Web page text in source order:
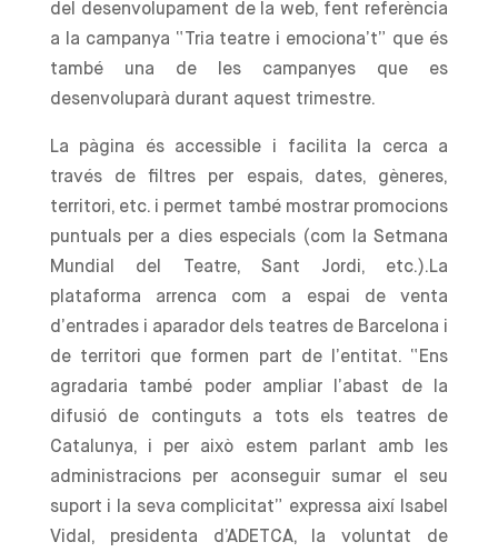
del desenvolupament de la web, fent referència
a la campanya “Tria teatre i emociona’t” que és
també una de les campanyes que es
desenvoluparà durant aquest trimestre.
La pàgina és accessible i facilita la cerca a
través de filtres per espais, dates, gèneres,
territori, etc. i permet també mostrar promocions
puntuals per a dies especials (com la Setmana
Mundial del Teatre, Sant Jordi, etc.).La
plataforma arrenca com a espai de venta
d’entrades i aparador dels teatres de Barcelona i
de territori que formen part de l’entitat. “Ens
agradaria també poder ampliar l’abast de la
difusió de continguts a tots els teatres de
Catalunya, i per això estem parlant amb les
administracions per aconseguir sumar el seu
suport i la seva complicitat” expressa així Isabel
Vidal, presidenta d’ADETCA, la voluntat de